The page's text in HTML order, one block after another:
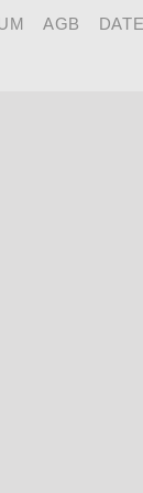
AGB